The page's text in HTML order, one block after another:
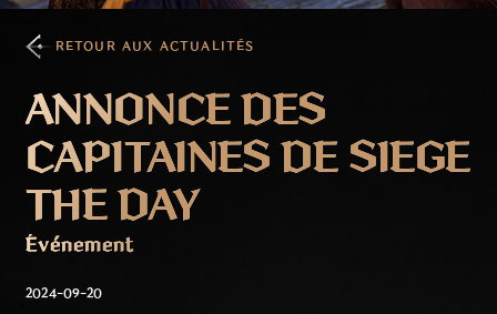
RETOUR AUX ACTUALITÉS
ANNONCE DES
CAPITAINES DE SIEGE
THE DAY
Événement
2024-09-20